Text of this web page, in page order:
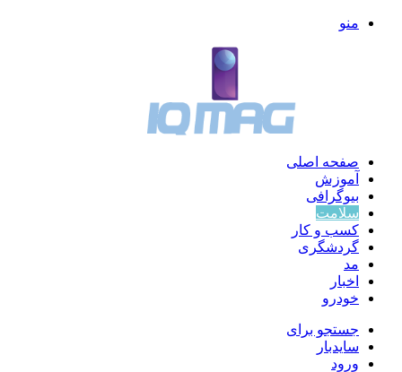
منو
صفحه اصلی
آموزش
بیوگرافی
سلامت
کسب و کار
گردشگری
مد
اخبار
خودرو
جستجو برای
سایدبار
ورود